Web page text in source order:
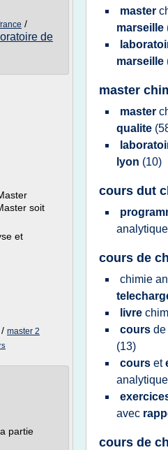
/
de
soit
et
/ master 2
partie
master
marseille
marseille
master
master
qualite
lyon (10)
cours dut
analytique
cours de
chimie
livre
cours de
(13)
cours et
analytique
avec
cours de